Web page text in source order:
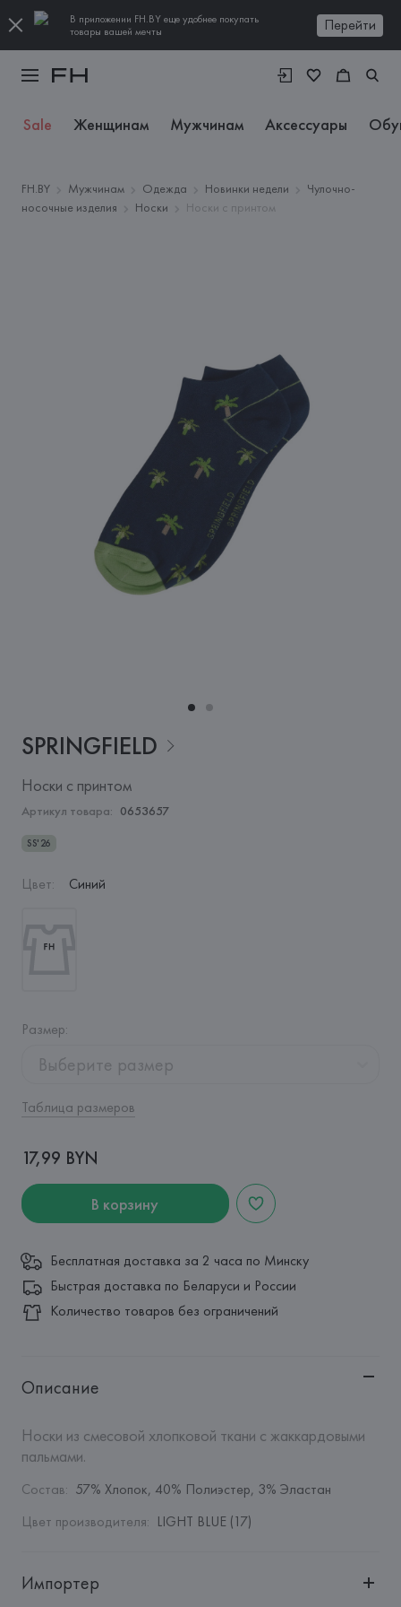
В приложении FH.BY еще удобнее покупать
товары вашей мечты
Перейти
Sale Женщинам Мужчинам Аксессуары
FH.BY Мужчинам Одежда Новинки недели
Чулочно-
носочные изделия
Носки Носки с принтом
SPRINGFIELD
Носки с принтом
Артикул товара: 0653657
SS'26
Цвет: Синий
Размер:
Выберите размер
Таблица размеров
17,99 BYN
В корзину
Бесплатная доставка за 2 часа по Минску
Быстрая доставка по Беларуси и России
Количество товаров без ограничений
Описание
Носки из смесовой хлопковой ткани с жаккардовыми
пальмами.
Состав: 57% Хлопок, 40% Полиэстер, 3% Эластан
Цвет производителя: LIGHT BLUE (17)
Импортер